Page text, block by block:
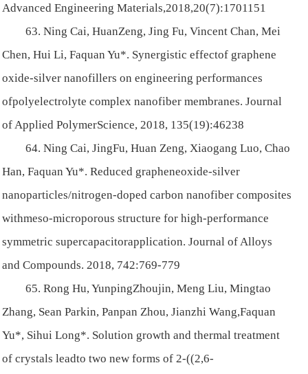
Advanced Engineering Materials,2018,20(7):1701151
63. Ning Cai, HuanZeng, Jing Fu, Vincent Chan, Mei
Chen, Hui Li, Faquan Yu*. Synergistic effectof graphene
oxide-silver nanofillers on engineering performances
ofpolyelectrolyte complex nanofiber membranes. Journal
of Applied PolymerScience, 2018, 135(19):46238
64. Ning Cai, JingFu, Huan Zeng, Xiaogang Luo, Chao
Han, Faquan Yu*. Reduced grapheneoxide-silver
nanoparticles/nitrogen-doped carbon nanofiber composites
withmeso-microporous structure for high-performance
symmetric supercapacitorapplication. Journal of Alloys
and Compounds. 2018, 742:769-779
65. Rong Hu, YunpingZhoujin, Meng Liu, Mingtao
Zhang, Sean Parkin, Panpan Zhou, Jianzhi Wang,Faquan
Yu*, Sihui Long*. Solution growth and thermal treatment
of crystals leadto two new forms of 2-((2,6-